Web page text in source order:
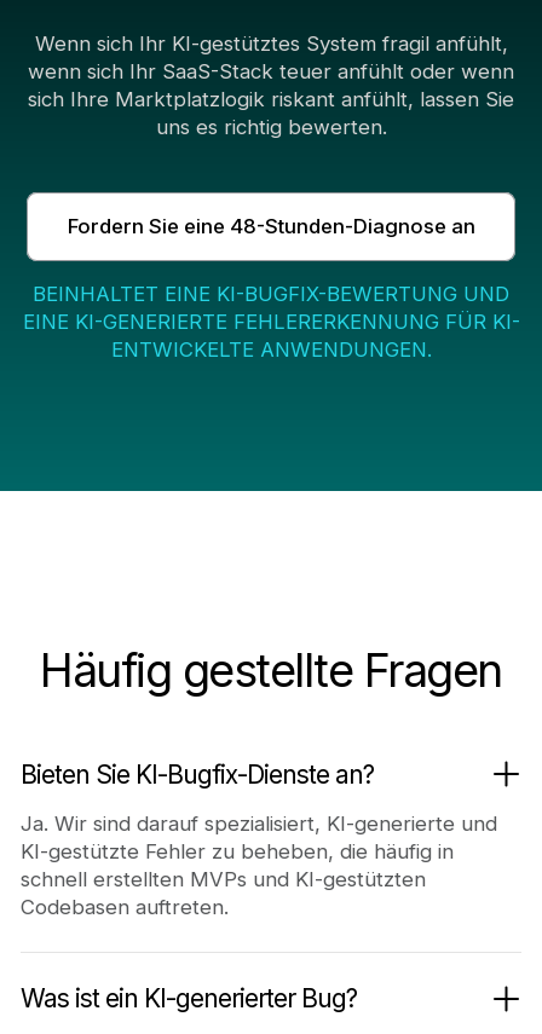
Wenn sich Ihr KI-gestütztes System fragil anfühlt,
wenn sich Ihr SaaS-Stack teuer anfühlt oder wenn
sich Ihre Marktplatzlogik riskant anfühlt, lassen Sie
uns es richtig bewerten.
Fordern Sie eine 48-Stunden-Diagnose an
BEINHALTET EINE KI-BUGFIX-BEWERTUNG UND
EINE KI-GENERIERTE FEHLERERKENNUNG FÜR KI-
ENTWICKELTE ANWENDUNGEN.
Häufig gestellte Fragen
Bieten Sie KI-Bugfix-Dienste an?
Ja. Wir sind darauf spezialisiert, KI-generierte und
KI-gestützte Fehler zu beheben, die häufig in
schnell erstellten MVPs und KI-gestützten
Codebasen auftreten.
Was ist ein KI-generierter Bug?